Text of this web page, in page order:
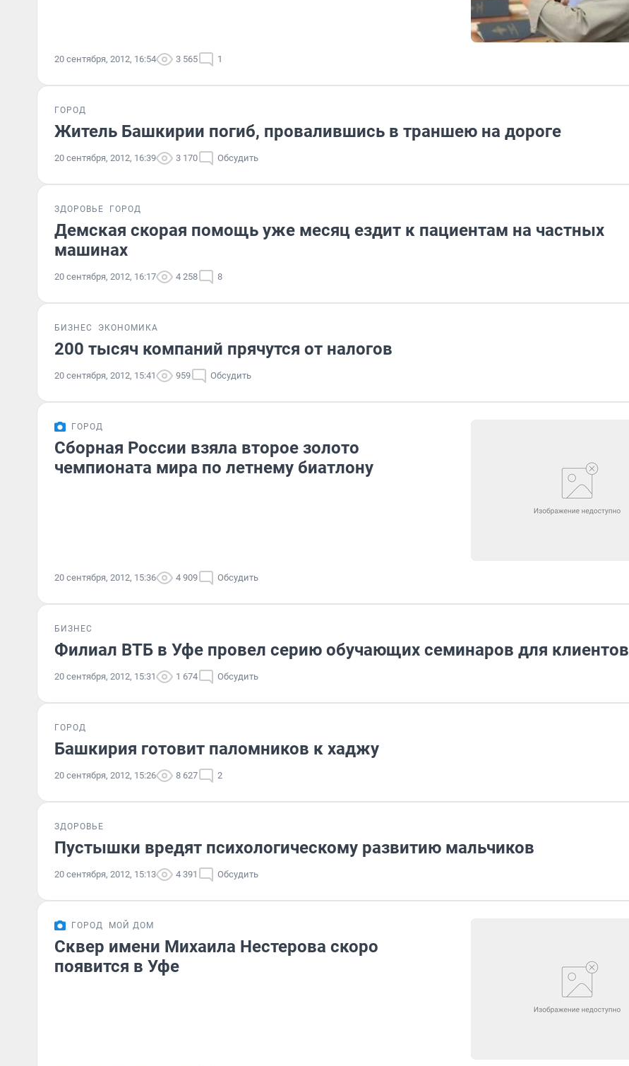
20 сентября, 2012, 16:54 3 565 1
ГОРОД
Житель Башкирии погиб, провалившись в траншею на дороге
20 сентября, 2012, 16:39 3 170 Обсудить
ЗДОРОВЬЕ ГОРОД
Демская скорая помощь уже месяц ездит к пациентам на частных
машинах
20 сентября, 2012, 16:17 4 258 8
БИЗНЕС ЭКОНОМИКА
200 тысяч компаний прячутся от налогов
20 сентября, 2012, 15:41 959 Обсудить
ГОРОД
Сборная России взяла второе золото
чемпионата мира по летнему биатлону
20 сентября, 2012, 15:36 4 909 Обсудить
БИЗНЕС
Филиал ВТБ в Уфе провел серию обучающих семинаров для клиентов
20 сентября, 2012, 15:31 1 674 Обсудить
ГОРОД
Башкирия готовит паломников к хаджу
20 сентября, 2012, 15:26 8 627 2
ЗДОРОВЬЕ
Пустышки вредят психологическому развитию мальчиков
20 сентября, 2012, 15:13 4 391 Обсудить
ГОРОД МОЙ ДОМ
Сквер имени Михаила Нестерова скоро
появится в Уфе